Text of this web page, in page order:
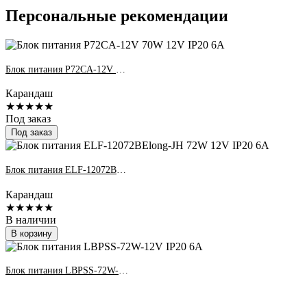
Персональные рекомендации
Карандаш
★★★★★
Под заказ
Под заказ
Карандаш
★★★★★
В наличии
В корзину
Блок питания LBPSS-72W-12V IP20 6A